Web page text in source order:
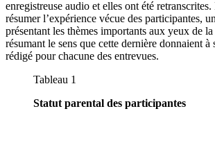
enregistreuse audio et elles ont été
résumer l’expérience vécue des participantes,
présentant les thèmes importants aux yeux de
résumant le sens que cette dernière donnaient à
rédigé pour chacune des entrevues.
Tableau 1
Statut parental des participantes